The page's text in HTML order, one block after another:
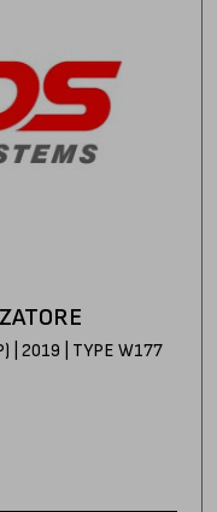
| 2019 | TYPE W177